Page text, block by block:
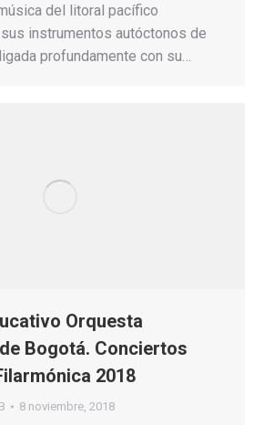
del litoral pacífico
instrumentos autóctonos de
profundamente con su…
Orquesta
Bogotá. Conciertos
2018
8 noviembre, 2018